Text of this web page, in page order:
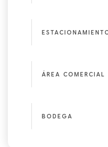
ÁREA COMERCIAL
BODEGA